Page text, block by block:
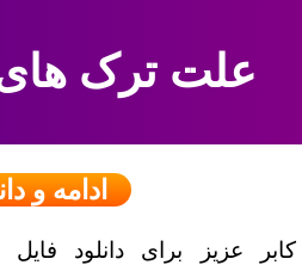
علت ترک
ادامه و
کابر عزیز برای دانلود